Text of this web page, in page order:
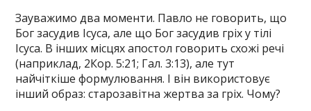
Зауважимо два моменти. Павло не говорить, що
Бог засудив Ісуса, але що Бог засудив гріх у тілі
Ісуса. В інших місцях апостол говорить схожі речі
(наприклад, 2Кор. 5:21; Гал. 3:13), але тут
найчіткіше формулювання. І він використовує
інший образ: старозавітна жертва за гріх. Чому?